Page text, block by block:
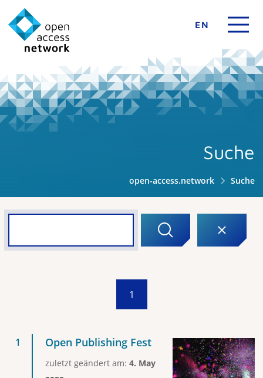
EN
Suche
open-access.network Suche
1
Open Publishing Fest
zuletzt geändert am: 4. May